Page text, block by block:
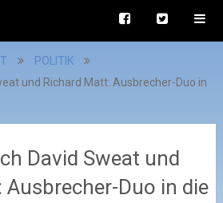
POLITIK
und Richard Matt: Ausbrecher-Duo in
David Sweat und
Duo in die